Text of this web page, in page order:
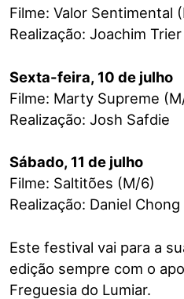
Filme: Valor Sentimental
Realização: Joachim Trier
Sexta-feira, 10 de julho
Filme: Marty Supreme
Realização: Josh Safdie
Sábado, 11 de julho
Filme: Saltitões (M/6)
Realização: Daniel Chong
Este festival vai para a
edição sempre com o
Freguesia do Lumiar.